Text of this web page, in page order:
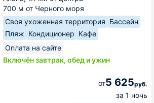
700 м от Черного моря
Своя ухоженная территория Бассейн
Пляж Кондиционер Кафе
Оплата на сайте
Включён завтрак, обед и ужин
от5 625руб.
за 1 ночь